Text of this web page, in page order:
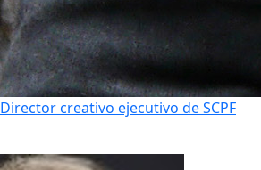
Director creativo ejecutivo de SCPF